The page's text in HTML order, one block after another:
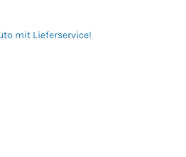
mit Lieferservice!